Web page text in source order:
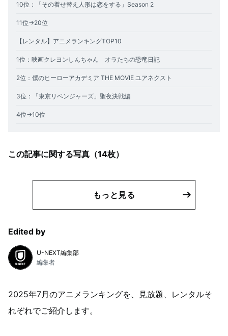
10位：「その着せ替え人形は恋をする」Season 2
11位→20位
【レンタル】アニメランキングTOP10
1位：映画クレヨンしんちゃん オラたちの恐竜日記
2位：僕のヒーローアカデミア THE MOVIE ユアネクスト
3位：「東京リベンジャーズ」聖夜決戦編
4位→10位
この記事に関する写真（14枚）
もっと見る
Edited by
U-NEXT編集部
編集者
2025年7月のアニメランキングを、見放題、レンタルそ
れぞれでご紹介します。